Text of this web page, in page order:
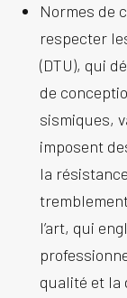
Normes de
respecter
(DTU), qui
de
sismiques,
imposent
la
l’art, qui
qualité et la